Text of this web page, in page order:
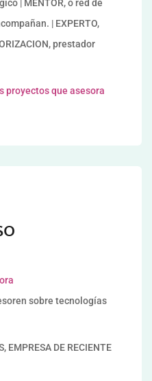
| MENTOR, o red de
| EXPERTO,
prestador
proyectos que asesora
sobre tecnologías
EMPRESA DE RECIENTE